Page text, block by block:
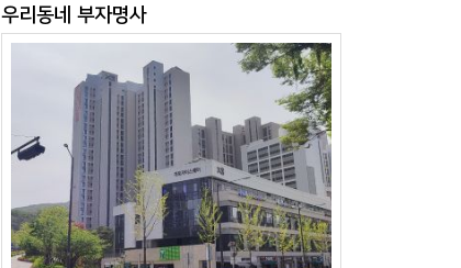
우리동네 부자명사